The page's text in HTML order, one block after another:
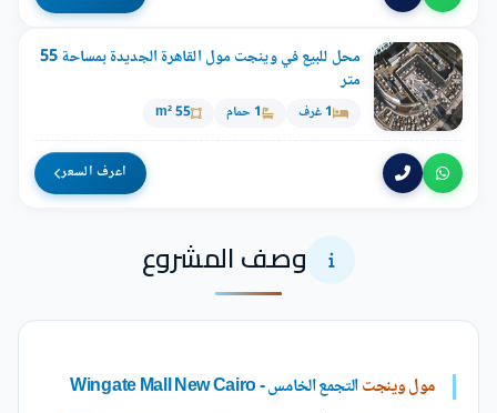
محل للبيع في وينجت مول القاهرة الجديدة بمساحة 55
متر
1 غرف 1 حمام 55 m²
اعرف السعر
وصف المشروع
مول وينجتالتجمع الخامس - Wingate Mall New Cairo